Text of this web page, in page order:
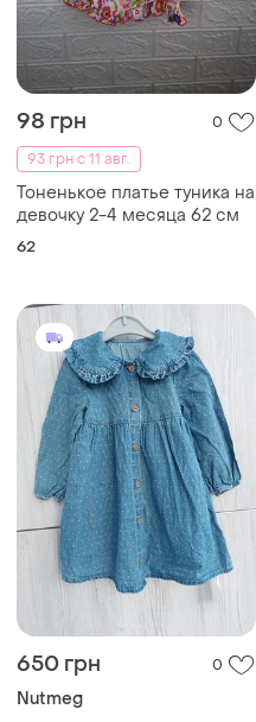
98 грн
0
93 грн с 11 авг.
Тоненькое платье туника на
девочку 2-4 месяца 62 см
62
650 грн 0
Nutmeg